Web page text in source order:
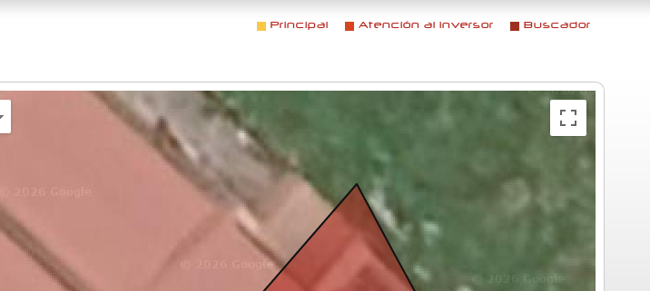
Principal Atención al inversor Buscador